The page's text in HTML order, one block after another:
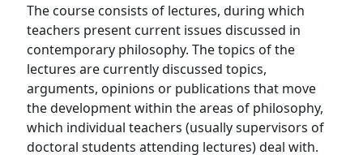
The course consists of lectures, during which
teachers present current issues discussed in
contemporary philosophy. The topics of the
lectures are currently discussed topics,
arguments, opinions or publications that move
the development within the areas of philosophy,
which individual teachers (usually supervisors of
doctoral students attending lectures) deal with.